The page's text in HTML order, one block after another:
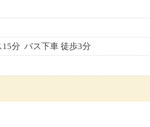
分 バス下車 徒歩3分